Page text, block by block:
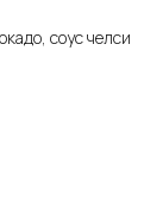
соус челси